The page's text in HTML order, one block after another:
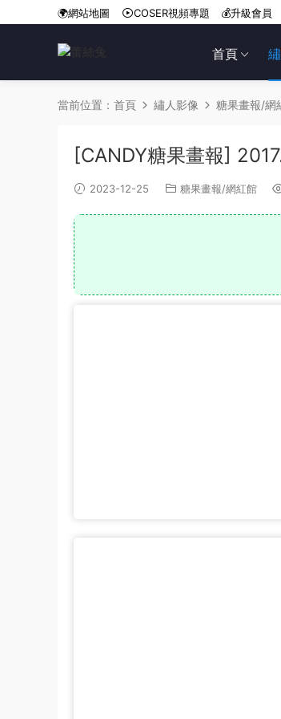
首頁
🌍網站地圖 COSER視頻專題 💰升級會員
當前位置： 首頁 繡人影像 糖果畫報/網
[CANDY糖果畫報]
2023-12-25 糖果畫報/網紅館